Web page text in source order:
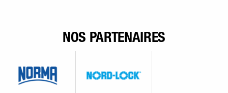
NOS PARTENAIRES